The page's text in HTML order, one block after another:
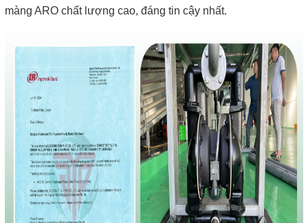
màng ARO chất lượng cao, đáng tin cậy nhất.